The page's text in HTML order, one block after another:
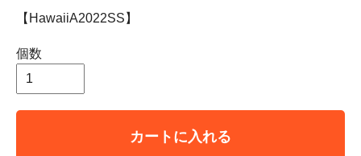
【HawaiiA2022SS】
個数
カートに入れる